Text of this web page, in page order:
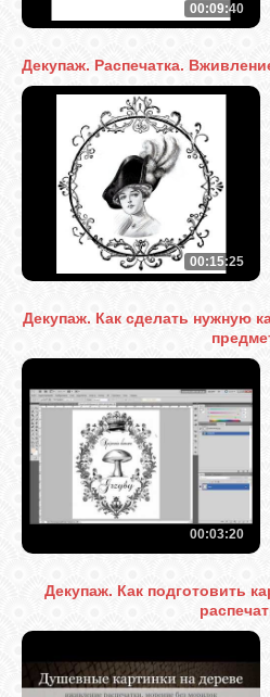
ВХОД
FACEBOOK
YOUTUBE
PINTEREST
00:09:40
Декупаж. Распечатка.
00:15:25
Декупаж. Как сделать нужную
00:03:20
Декупаж. Как подготовить